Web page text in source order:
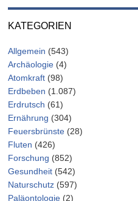
KATEGORIEN
Allgemein (543)
Archäologie (4)
Atomkraft (98)
Erdbeben (1.087)
Erdrutsch (61)
Ernährung (304)
Feuersbrünste (28)
Fluten (426)
Forschung (852)
Gesundheit (542)
Naturschutz (597)
Paläontologie (2)